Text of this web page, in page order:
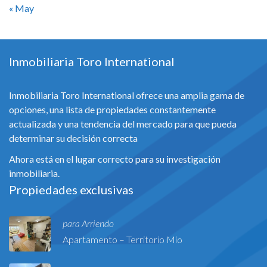
« May
Inmobiliaria Toro International
Inmobiliaria Toro International ofrece una amplia gama de
opciones, una lista de propiedades constantemente
actualizada y una tendencia del mercado para que pueda
determinar su decisión correcta
Ahora está en el lugar correcto para su investigación
inmobiliaria.
Propiedades exclusivas
para Arriendo
Apartamento – Territorio Mío